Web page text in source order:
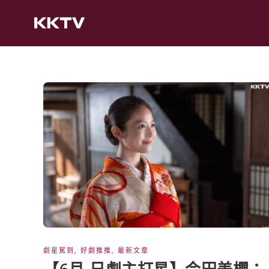
劇星駕到 , 好劇推推, 最新文章